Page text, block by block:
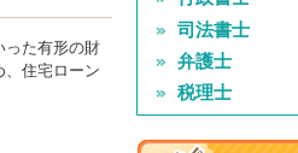
った有形の財
、住宅ローン
司法書士
弁護士
税理士